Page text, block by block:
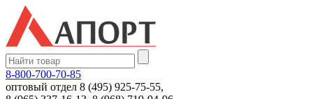
8-800-700-70-85
оптовый отдел 8 (495) 925-75-55,